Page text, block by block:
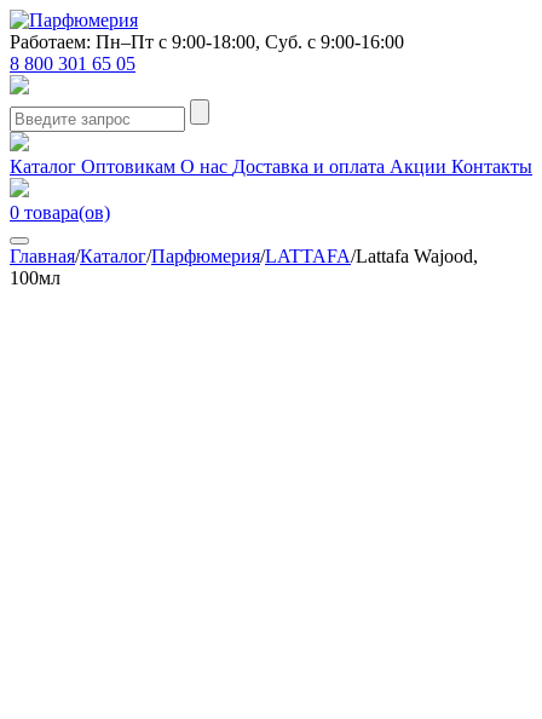
Работаем: Пн–Пт с 9:00-18:00, Суб. с 9:00-16:00
8 800 301 65 05
Каталог Оптовикам О нас Доставка и оплата Акции Контакты
0 товара(ов)
Главная/Каталог/Парфюмерия/LATTAFA/Lattafa Wajood,
100мл